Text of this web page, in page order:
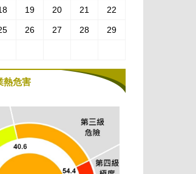
19 20 21 22
26 27 28 29
熱危害